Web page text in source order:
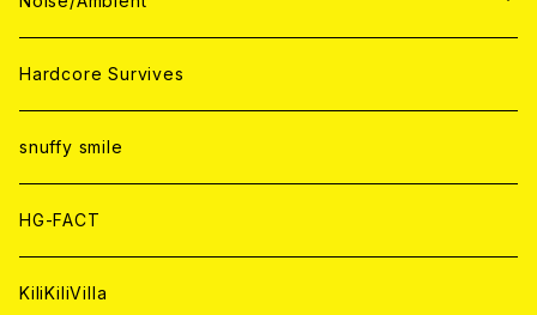
ANALOG
ANALOG
CD
ANALOG
CD
ANALOG
WORLD
CD
ANALOG
JAPAN
CD
ANALOG
WORLD
CD
ANALOG
Hardcore Survives
snuffy smile
HG-FACT
KiliKiliVilla